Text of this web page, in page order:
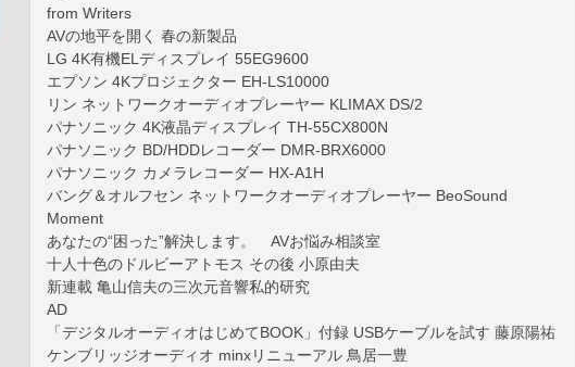
from Writers
AVの地平を開く 春の新製品
LG 4K有機ELディスプレイ 55EG9600
エプソン 4Kプロジェクター EH-LS10000
リン ネットワークオーディオプレーヤー KLIMAX DS/2
パナソニック 4K液晶ディスプレイ TH-55CX800N
パナソニック BD/HDDレコーダー DMR-BRX6000
パナソニック カメラレコーダー HX-A1H
バング＆オルフセン ネットワークオーディオプレーヤー BeoSound
Moment
あなたの“困った”解決します。 AVお悩み相談室
十人十色のドルビーアトモス その後 小原由夫
新連載 亀山信夫の三次元音響私的研究
AD
「デジタルオーディオはじめてBOOK」付録 USBケーブルを試す 藤原陽祐
ケンブリッジオーディオ minxリニューアル 鳥居一豊